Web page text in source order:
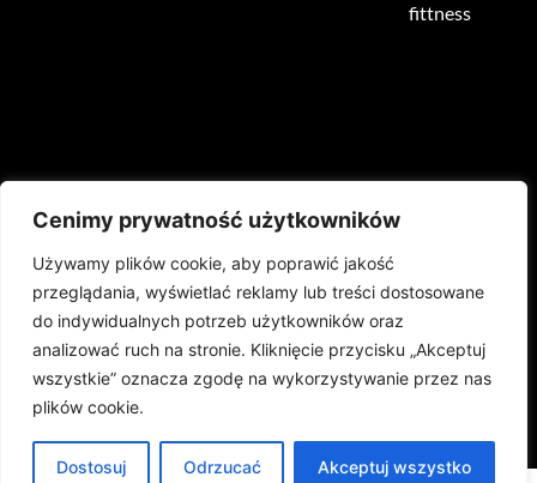
Cenimy prywatność użytkowników
Używamy plików cookie, aby poprawić jakość
przeglądania, wyświetlać reklamy lub treści dostosowane
do indywidualnych potrzeb użytkowników oraz
analizować ruch na stronie. Kliknięcie przycisku „Akceptuj
wszystkie” oznacza zgodę na wykorzystywanie przez nas
plików cookie.
Dostosuj Odrzucać Akceptuj wszystko
fittness
HOME O NAS PRODUKTY REALIZACJE
PODŁOGI SPORTOWE AKTUALNOŚCI MARKI
SERWIS SPRZĘT REHABILITACYJNY